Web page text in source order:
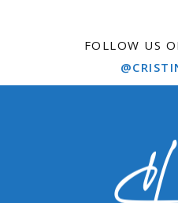
FOLLOW US